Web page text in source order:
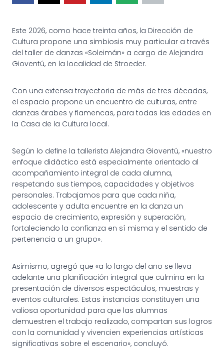
Este 2026, como hace treinta años, la Dirección de
Cultura propone una simbiosis muy particular a través
del taller de danzas «Soleimán» a cargo de Alejandra
Gioventú, en la localidad de Stroeder.
Con una extensa trayectoria de más de tres décadas,
el espacio propone un encuentro de culturas, entre
danzas árabes y flamencas, para todas las edades en
la Casa de la Cultura local.
Según lo define la tallerista Alejandra Gioventú, «nuestro
enfoque didáctico está especialmente orientado al
acompañamiento integral de cada alumna,
respetando sus tiempos, capacidades y objetivos
personales. Trabajamos para que cada niña,
adolescente y adulta encuentre en la danza un
espacio de crecimiento, expresión y superación,
fortaleciendo la confianza en sí misma y el sentido de
pertenencia a un grupo».
Asimismo, agregó que «a lo largo del año se lleva
adelante una planificación integral que culmina en la
presentación de diversos espectáculos, muestras y
eventos culturales. Estas instancias constituyen una
valiosa oportunidad para que las alumnas
demuestren el trabajo realizado, compartan sus logros
con la comunidad y vivencien experiencias artísticas
significativas sobre el escenario», concluyó.